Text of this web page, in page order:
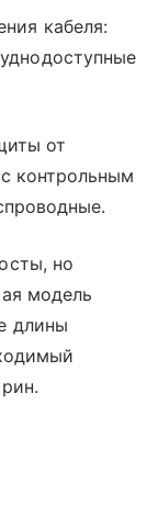
кабеля:
от
контрольным
но
модель
длины